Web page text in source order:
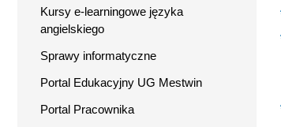
Kursy e-learningowe języka
angielskiego
Sprawy informatyczne
Portal Edukacyjny UG Mestwin
Portal Pracownika